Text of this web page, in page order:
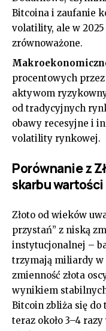
Bitcoina i zaufanie
volatility, ale w
zrównoważone.
procentowych
aktywom
od tradycyjnych
obawy recesyjne i
volatility rynkowej.
Porównanie z
skarbu wartości
Złoto od wieków
przystań” z niską
instytucjonalnej –
trzymają miliardy w
zmienność złota
wynikiem
Bitcoin zbliża się do
teraz około 3–4 razy